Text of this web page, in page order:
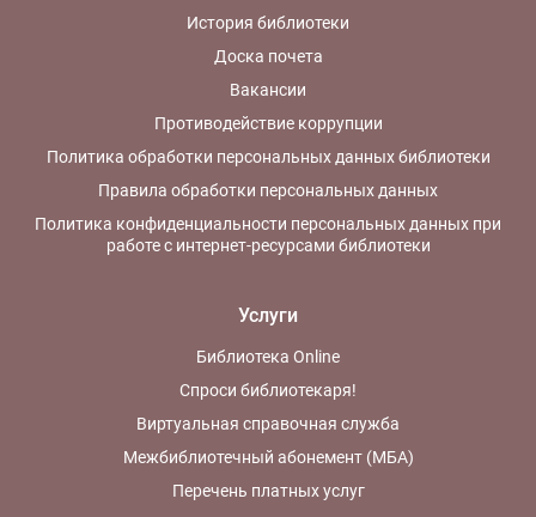
История библиотеки
Доска почета
Вакансии
Противодействие коррупции
Политика обработки персональных данных библиотеки
Правила обработки персональных данных
Политика конфиденциальности персональных данных при
работе с интернет-ресурсами библиотеки
Услуги
Библиотека Online
Спроси библиотекаря!
Виртуальная справочная служба
Межбиблиотечный абонемент (МБА)
Перечень платных услуг